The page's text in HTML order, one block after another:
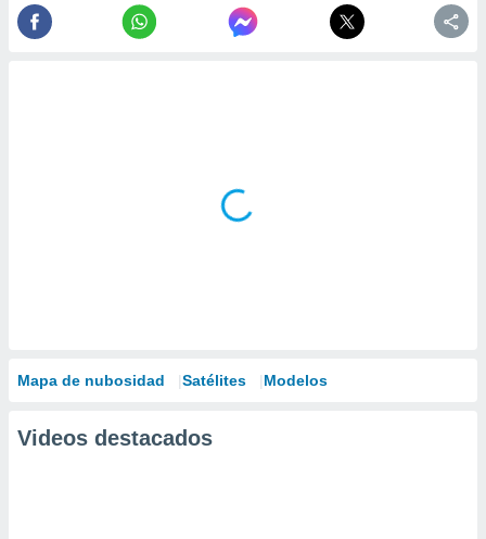
Mapa de nubosidad Satélites Modelos
Videos destacados